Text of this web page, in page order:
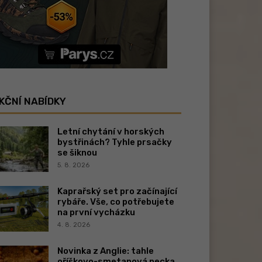
NABÍDKY
Letní chytání v horských
bystřinách? Tyhle prsačky
se šiknou
5. 8. 2026
Kaprařský set pro začínající
rybáře. Vše, co potřebujete
na první vycházku
4. 8. 2026
Novinka z Anglie: tahle